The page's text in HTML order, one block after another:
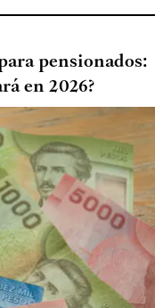
pensionados:
en 2026?